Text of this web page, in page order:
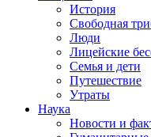
История
Свободная
Люди
Лицейские
Семья и дети
Путешествие
Утраты
Наука
Новости и